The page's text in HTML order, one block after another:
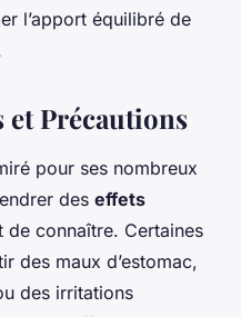
l’apport équilibré de
et Précautions
pour ses nombreux
des effets
de connaître. Certaines
des maux d’estomac,
des irritations